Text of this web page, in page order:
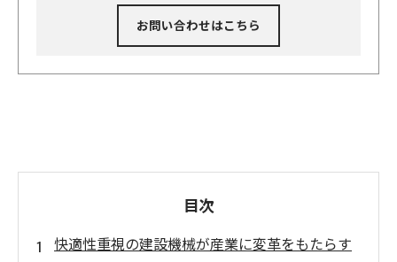
お問い合わせはこちら
目次
快適性重視の建設機械が産業に変革をもたらす